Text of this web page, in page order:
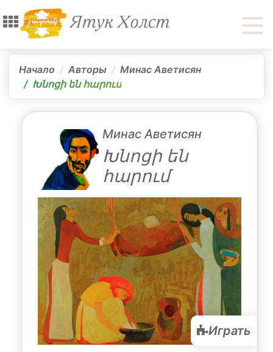
Начало Авторы
Минас Аветисян
Խնոցի են հարում
Минас Аветисян
Խնոցի են
հարում
Играть